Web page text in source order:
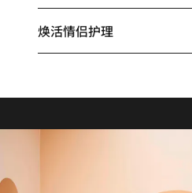
焕活情侣护理